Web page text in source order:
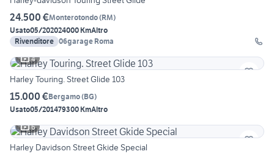
24.500 €Monterotondo(RM)
Usato05/202024000 KmAltro
Rivenditore 06garage Roma
4
Harley Touring. Street Glide 103
15.000 €Bergamo(BG)
Usato05/201479300 KmAltro
6
Harley Davidson Street Gkide Special